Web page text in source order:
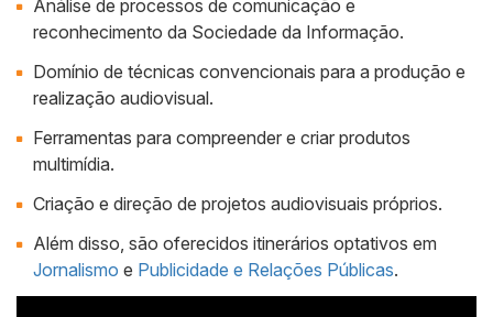
Análise de processos de comunicação e
reconhecimento da Sociedade da Informação.
Domínio de técnicas convencionais para a produção e
realização audiovisual.
Ferramentas para compreender e criar produtos
multimídia.
Criação e direção de projetos audiovisuais próprios.
Além disso, são oferecidos itinerários optativos em
Jornalismo e Publicidade e Relações Públicas.